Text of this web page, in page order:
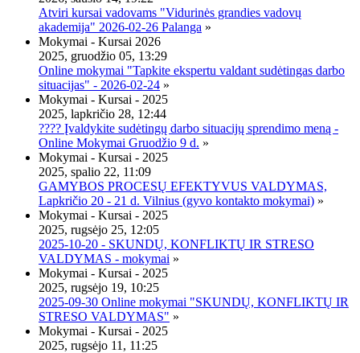
Atviri kursai vadovams "Vidurinės grandies vadovų
akademija" 2026-02-26 Palanga »
Mokymai - Kursai 2026
2025, gruodžio 05, 13:29
Online mokymai "Tapkite ekspertu valdant sudėtingas darbo
situacijas" - 2026-02-24 »
Mokymai - Kursai - 2025
2025, lapkričio 28, 12:44
???? Įvaldykite sudėtingų darbo situacijų sprendimo meną -
Online Mokymai Gruodžio 9 d. »
Mokymai - Kursai - 2025
2025, spalio 22, 11:09
GAMYBOS PROCESŲ EFEKTYVUS VALDYMAS,
Lapkričio 20 - 21 d. Vilnius (gyvo kontakto mokymai) »
Mokymai - Kursai - 2025
2025, rugsėjo 25, 12:05
2025-10-20 - SKUNDŲ, KONFLIKTŲ IR STRESO
VALDYMAS - mokymai »
Mokymai - Kursai - 2025
2025, rugsėjo 19, 10:25
2025-09-30 Online mokymai "SKUNDŲ, KONFLIKTŲ IR
STRESO VALDYMAS" »
Mokymai - Kursai - 2025
2025, rugsėjo 11, 11:25